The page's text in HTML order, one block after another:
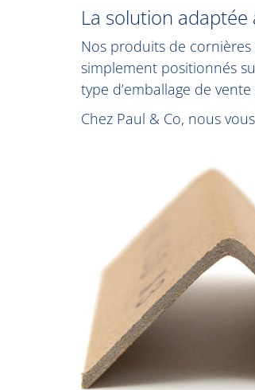
La solution adaptée
Nos produits de
simplement positionnés
type d’emballage de
Chez Paul & Co, nous